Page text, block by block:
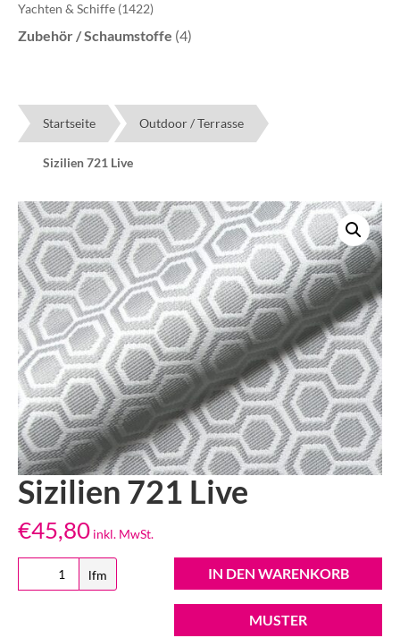
Startseite Outdoor / Terrasse
Sizilien 721 Live
Sizilien 721 Live
€45,80 inkl. MwSt.
721
lfm IN DEN WARENKORB
MUSTER
Yachten & Schiffe (1422)
Zubehör / Schaumstoffe (4)